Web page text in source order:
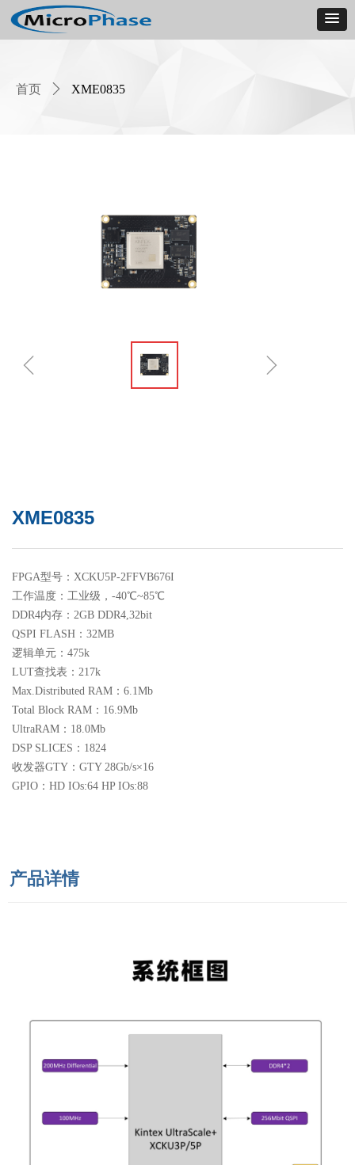
首页 ꄲ XME0835
ꁆ ꁇ
XME0835
FPGA型号：XCKU5P-2FFVB676I
工作温度：工业级，-40℃~85℃
DDR4内存：2GB DDR4,32bit
QSPI FLASH：32MB
逻辑单元：475k
LUT查找表：217k
Max.Distributed RAM：6.1Mb
Total Block RAM：16.9Mb
UltraRAM：18.0Mb
DSP SLICES：1824
收发器GTY：GTY 28Gb/s×16
GPIO：HD IOs:64 HP IOs:88
产品详情